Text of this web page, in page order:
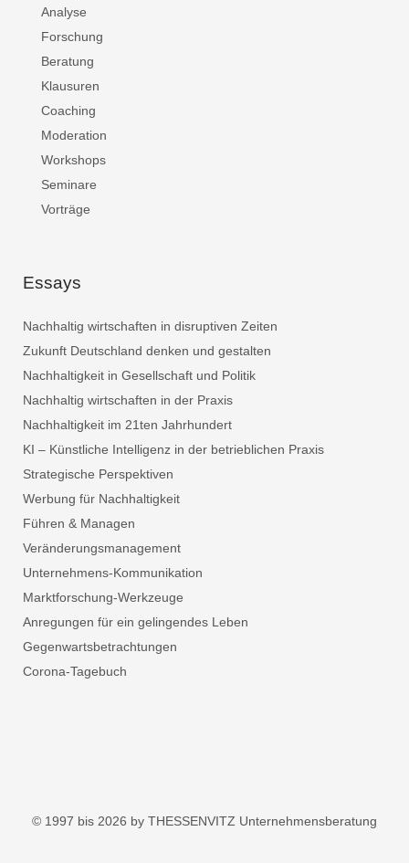
Analyse
Forschung
Beratung
Klausuren
Coaching
Moderation
Workshops
Seminare
Vorträge
Essays
Nachhaltig wirtschaften in disruptiven Zeiten
Zukunft Deutschland denken und gestalten
Nachhaltigkeit in Gesellschaft und Politik
Nachhaltig wirtschaften in der Praxis
Nachhaltigkeit im 21ten Jahrhundert
KI – Künstliche Intelligenz in der betrieblichen Praxis
Strategische Perspektiven
Werbung für Nachhaltigkeit
Führen & Managen
Veränderungsmanagement
Unternehmens-Kommunikation
Marktforschung-Werkzeuge
Anregungen für ein gelingendes Leben
Gegenwartsbetrachtungen
Corona-Tagebuch
© 1997 bis 2026 by THESSENVITZ Unternehmensberatung